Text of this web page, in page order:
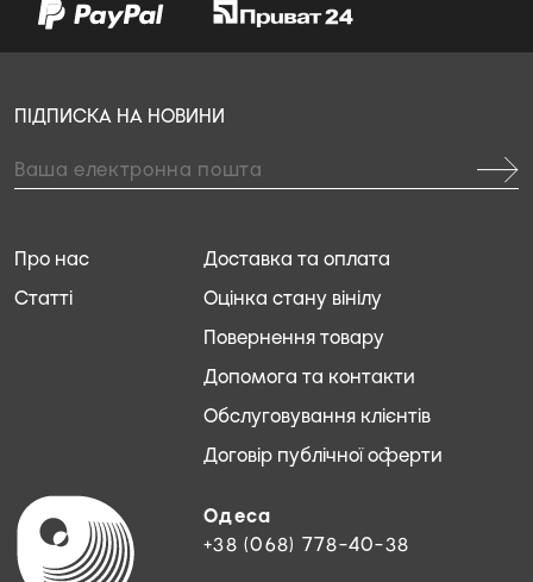
Одеса
+38 (068) 778-40-38
Доставка та оплата
Оцінка стану вінілу
Повернення товару
Допомога та контакти
Обслуговування клієнтів
Договір публічної оферти
Про нас
Статті
ПІДПИСКА НА НОВИНИ